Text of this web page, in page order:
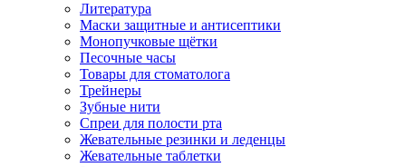
Литература
Маски защитные и антисептики
Монопучковые щётки
Песочные часы
Товары для стоматолога
Трейнеры
Зубные нити
Спреи для полости рта
Жевательные резинки и леденцы
Жевательные таблетки